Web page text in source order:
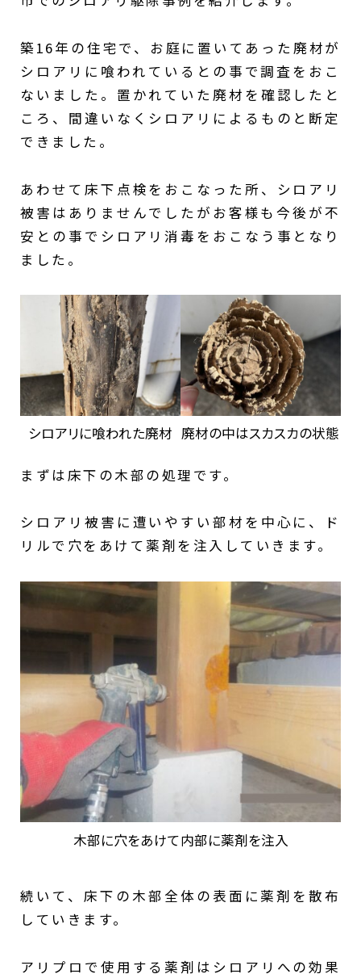
築16年の住宅で、お庭に置いてあった廃材が
シロアリに喰われているとの事で調査をおこ
ないました。置かれていた廃材を確認したと
ころ、間違いなくシロアリによるものと断定
できました。
あわせて床下点検をおこなった所、シロアリ
被害はありませんでしたがお客様も今後が不
安との事でシロアリ消毒をおこなう事となり
ました。
シロアリに喰われた廃材 廃材の中はスカスカの状態
まずは床下の木部の処理です。
シロアリ被害に遭いやすい部材を中心に、ド
リルで穴をあけて薬剤を注入していきます。
木部に穴をあけて内部に薬剤を注入
続いて、床下の木部全体の表面に薬剤を散布
していきます。
アリプロで使用する薬剤はシロアリへの効果